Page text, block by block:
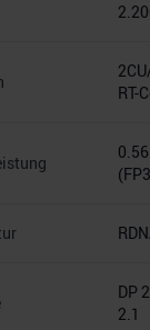
RT-
DP
2.1